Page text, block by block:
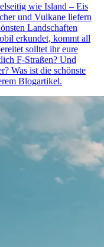
wie Island – Eis
und Vulkane liefern
Landschaften
erkundet, kommt all
solltet ihr eure
F-Straßen? Und
Was ist die schönste
Blogartikel.